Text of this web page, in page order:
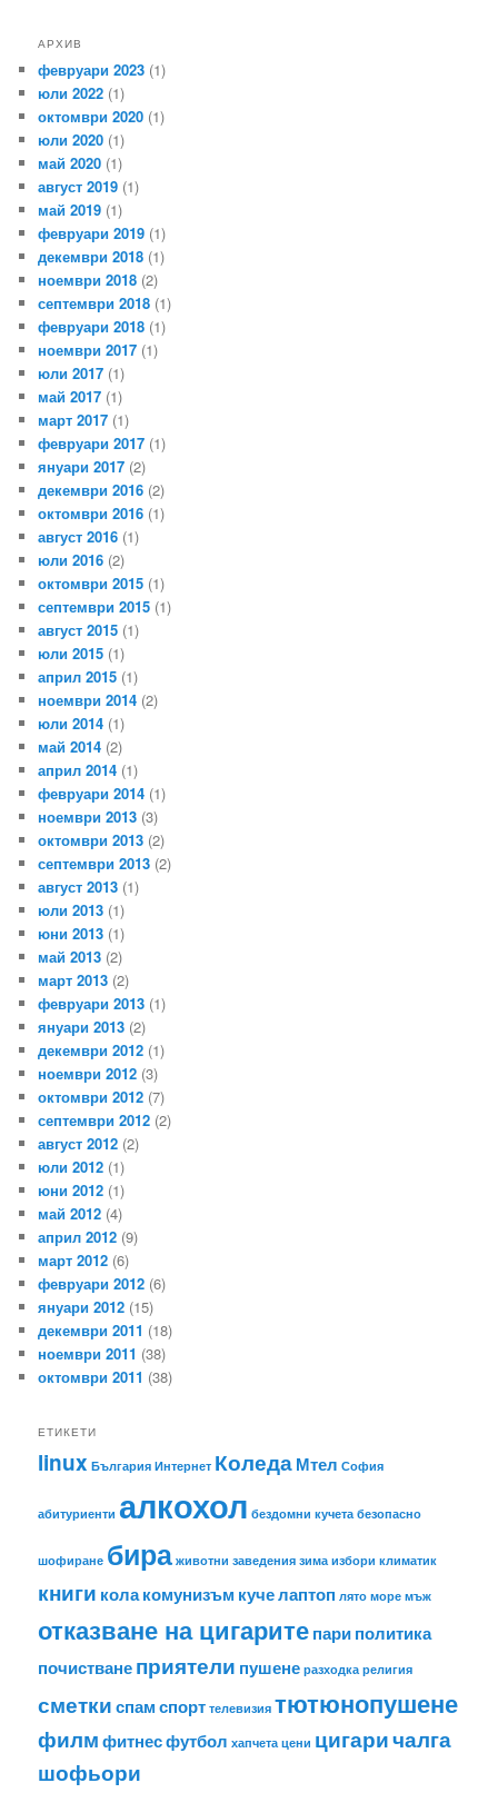
АРХИВ
февруари 2023 (1)
юли 2022 (1)
октомври 2020 (1)
юли 2020 (1)
май 2020 (1)
август 2019 (1)
май 2019 (1)
февруари 2019 (1)
декември 2018 (1)
ноември 2018 (2)
септември 2018 (1)
февруари 2018 (1)
ноември 2017 (1)
юли 2017 (1)
май 2017 (1)
март 2017 (1)
февруари 2017 (1)
януари 2017 (2)
декември 2016 (2)
октомври 2016 (1)
август 2016 (1)
юли 2016 (2)
октомври 2015 (1)
септември 2015 (1)
август 2015 (1)
юли 2015 (1)
април 2015 (1)
ноември 2014 (2)
юли 2014 (1)
май 2014 (2)
април 2014 (1)
февруари 2014 (1)
ноември 2013 (3)
октомври 2013 (2)
септември 2013 (2)
август 2013 (1)
юли 2013 (1)
юни 2013 (1)
май 2013 (2)
март 2013 (2)
февруари 2013 (1)
януари 2013 (2)
декември 2012 (1)
ноември 2012 (3)
октомври 2012 (7)
септември 2012 (2)
август 2012 (2)
юли 2012 (1)
юни 2012 (1)
май 2012 (4)
април 2012 (9)
март 2012 (6)
февруари 2012 (6)
януари 2012 (15)
декември 2011 (18)
ноември 2011 (38)
октомври 2011 (38)
ЕТИКЕТИ
linux България Интернет КоледаМтел София
абитуриенти алкохол бездомни кучета безопасно
шофиране бира животни заведения зима избори климатик
книги колакомунизъм кучелаптоп лято море мъж
отказване на цигаритепариполитика
почистванеприятели пушене разходка религия
сметкиспамспорт телевизия тютюнопушене
филмфитнесфутбол хапчета цени цигаричалга
шофьори